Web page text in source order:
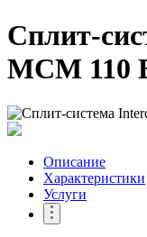
Сплит-
MCM 110
Описание
Характеристики
Услуги